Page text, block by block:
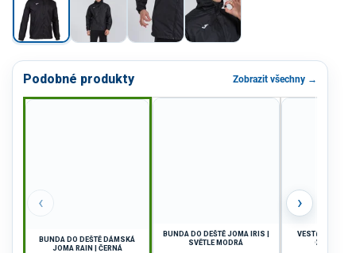
Podobné produkty Zobrazit všechny →
‹
BUNDA DO DEŠTĚ DÁMSKÁ
JOMA RAIN | ČERNÁ
BUNDA DO DEŠTĚ JOMA IRIS |
SVĚTLE MODRÁ
VESTA
CRONO |
›